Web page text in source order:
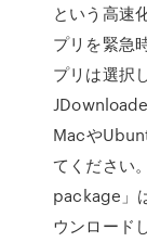
という高速
プリを緊急
プリは選択
Macや
てください
package」
ウンロード